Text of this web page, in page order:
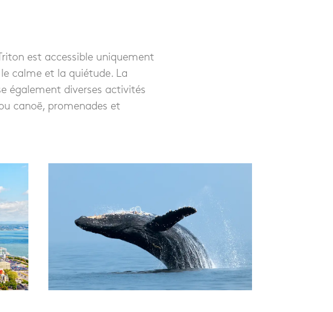
est accessible uniquement
calme et la quiétude. La
également diverses activités
canoë, promenades et